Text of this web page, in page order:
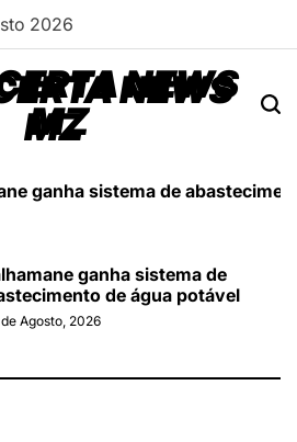
2026
NEWS
MZ
ganha sistema de
ganha sistema de
de água potável
Agosto, 2026